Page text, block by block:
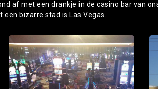
af met een drankje in de casino bar van
bizarre stad is Las Vegas.